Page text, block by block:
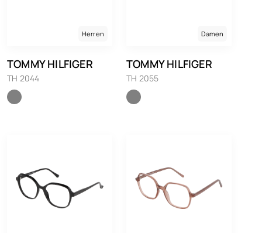
Herren
TOMMY HILFIGER
TH 2044
Damen
TOMMY HILFIGER
TH 2055